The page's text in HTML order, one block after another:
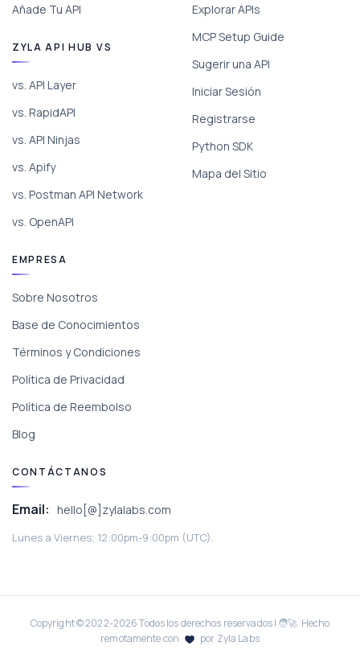
Añade Tu API
ZYLA API HUB VS
vs. API Layer
vs. RapidAPI
vs. API Ninjas
vs. Apify
vs. Postman API Network
vs. OpenAPI
Explorar APIs
MCP Setup Guide
Sugerir una API
Iniciar Sesión
Registrarse
Python SDK
Mapa del Sitio
EMPRESA
Sobre Nosotros
Base de Conocimientos
Términos y Condiciones
Política de Privacidad
Política de Reembolso
Blog
CONTÁCTANOS
Email: hello[@]zylalabs.com
Lunes a Viernes; 12:00pm-9:00pm (UTC).
Copyright © 2022-2026Todos los derechos reservados | 🧑‍🚀 Hecho
remotamente con
por Zyla Labs